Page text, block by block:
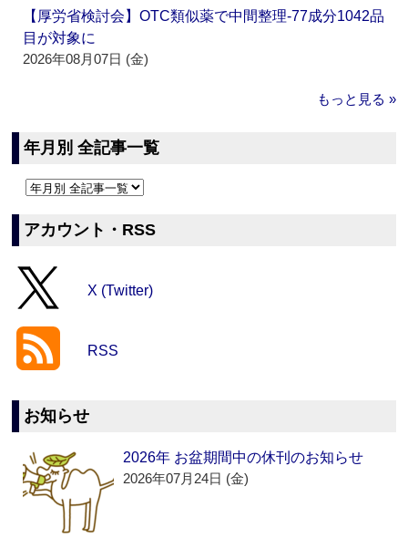
【厚労省検討会】OTC類似薬で中間整理‐77成分1042品
目が対象に
2026年08月07日 (金)
もっと見る »
年月別 全記事一覧
アカウント・RSS
X (Twitter)
RSS
お知らせ
2026年 お盆期間中の休刊のお知らせ
2026年07月24日 (金)